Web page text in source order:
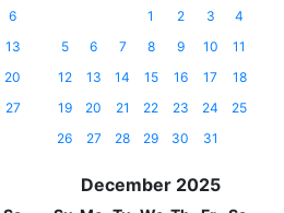
6
13
20
27
1 2 3
4
5
6 7 8 9 10
11
12
13 14 15 16 17
18
19
20 21 22 23 24
25
26
27 28 29 30 31
December 2025